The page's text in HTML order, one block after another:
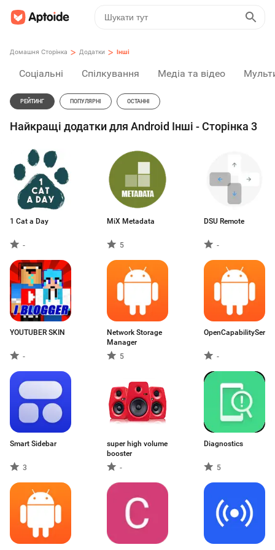
Домашня Сторінка > Додатки > Інші
Соціальні Спілкування Медіа та відео
РЕЙТИНГ ПОПУЛЯРНІ ОСТАННІ
Найкращі додатки для Android Інші - Сторінка 3
1 Cat a Day
-
MiX Metadata
5
DSU Remote
-
YOUTUBER SKIN
-
Network Storage
Manager
5
-
Smart Sidebar
3
super high volume
booster
-
Diagnostics
5